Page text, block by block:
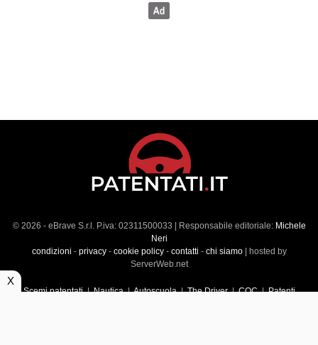
© 2026 - eBrave S.r.l. P.iva: 02311500033 | Responsabile editoriale: Michele
Neri
condizioni - privacy- cookie policy- contatti - chi siamo| hosted by
ServerWeb.net
Scemi patentati|Nautica|Autoscuola|The Driver|CQC|Patenti
X